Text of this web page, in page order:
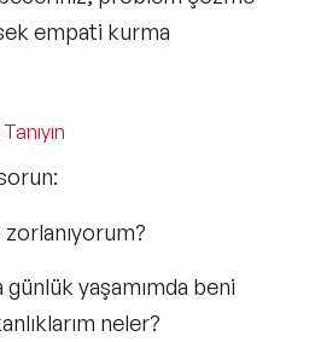
empati kurma
günlük yaşamımda beni
neler?